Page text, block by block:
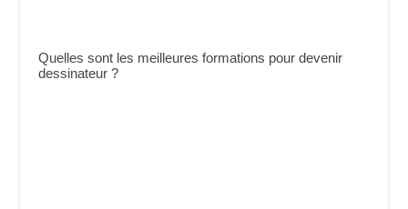
Quelles sont les meilleures formations pour devenir
dessinateur ?